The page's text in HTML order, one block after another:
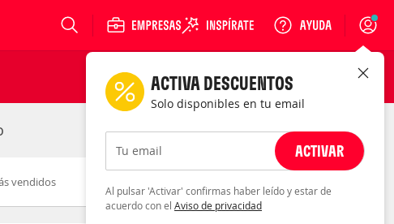
Login
vendidos
ACTIVA DESCUENTOS
Solo disponibles en tu email
Tu email ACTIVAR
Al pulsar 'Activar' confirmas haber leído y estar de
acuerdo con el Aviso de privacidad